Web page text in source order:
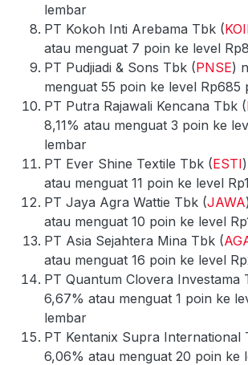
lembar
PT Kokoh Inti Arebama Tbk (
atau menguat 7 poin ke level
PT Pudjiadi & Sons Tbk (PNSE)
menguat 55 poin ke level Rp685
PT Putra Rajawali Kencana Tbk (
8,11% atau menguat 3 poin ke
lembar
PT Ever Shine Textile Tbk (ESTI
atau menguat 11 poin ke level
PT Jaya Agra Wattie Tbk (JAWA
atau menguat 10 poin ke level
PT Asia Sejahtera Mina Tbk (
atau menguat 16 poin ke level
PT Quantum Clovera Investama
6,67% atau menguat 1 poin ke
lembar
PT Kentanix Supra International
6,06% atau menguat 20 poin ke